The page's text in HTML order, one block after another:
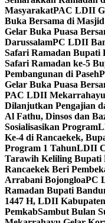
MasyarakatPAC LDII
Buka Bersama di
Gelar Buka Puasa
DarussalamPC LDII
Safari Ramadan Bupati
Safari Ramadan ke-5
Pembangunan di Paseh
Gelar Buka Puasa
PAC LDII Mekarrahayu
Dilanjutkan Pengajian
Al Fathu, Dinsos dan
Sosialisasikan Program
Ke-4 di Rancaekek,
Program 1 TahunLDII
Tarawih Keliling Bupati
Rancaekek Beri
Arrabani BojongloaPC
Ramadan Bupati
1447 H, LDII
PemkabSambut Bulan